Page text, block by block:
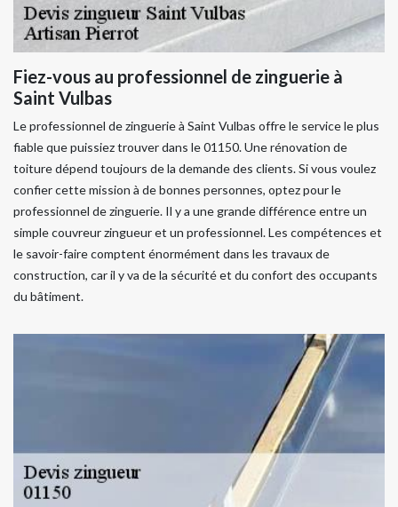
Fiez-vous au professionnel de zinguerie à
Saint Vulbas
Le professionnel de zinguerie à Saint Vulbas offre le service le plus
fiable que puissiez trouver dans le 01150. Une rénovation de
toiture dépend toujours de la demande des clients. Si vous voulez
confier cette mission à de bonnes personnes, optez pour le
professionnel de zinguerie. Il y a une grande différence entre un
simple couvreur zingueur et un professionnel. Les compétences et
le savoir-faire comptent énormément dans les travaux de
construction, car il y va de la sécurité et du confort des occupants
du bâtiment.